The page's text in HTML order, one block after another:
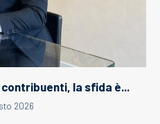
la sfida è...
2026